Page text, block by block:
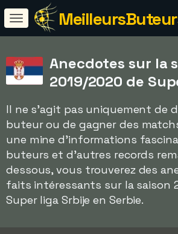
Anecdotes sur la
2019/2020 de
Il ne s'agit pas uniquement de
buteur ou de gagner des
une mine d'informations
buteurs et d'autres records
dessous, vous trouverez des
faits intéressants sur la saison
Super liga Srbije en Serbie.